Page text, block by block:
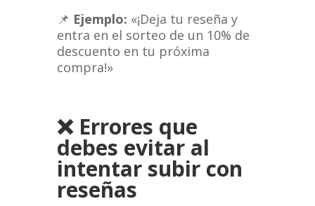
📌 Ejemplo: «¡Deja tu reseña y
entra en el sorteo de un 10% de
descuento en tu próxima
compra!»
❌ Errores que
debes evitar al
intentar subir con
reseñas